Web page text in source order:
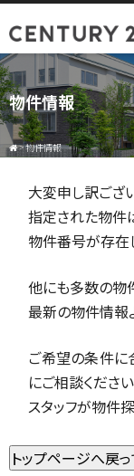
物件情報
>物件情報
大変申し訳ござ
指定された物件
物件番号が存在
他にも多数の物
最新の物件情報
ご希望の条件に
にご相談ください
スタッフが物件